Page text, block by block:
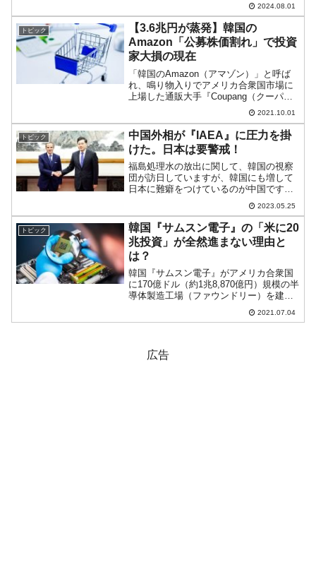
『Investing.com』より引用）。ギャップ
アップして始まったのですが、残念なが
ら...
2024.08.01
トピック
【3.6兆円が蒸発】韓国の
Amazon「公募株価割れ」で投資
家大損の現在
「韓国のAmazon（アマゾン）」と呼ば
れ、鳴り物入りでアメリカ合衆国市場に
上場した通販大手『Coupang（クーパ
ン）』ですが、株価は大変にまずいこと
になっています。以下をご覧ください
（チャートは『Investing.com』より引
用）ご...
2021.10.01
トピック
中国外相が『IAEA』に圧力を掛
けた。日本は要警戒！
福島処理水の放出に関して、韓国の視察
団が訪日していますが、韓国にも増して
日本に難癖をつけているのが中国です。
G7広島サミットが応えたと見えて、反日
に血道を上げています。福島処理水の件
は「日本を非難させるチャンス」と見て
おり、2023年05月...
2023.05.25
トピック
韓国『サムスン電子』の「米に20
兆投資」が全然進まない理由と
は？
韓国『サムスン電子』がアメリカ合衆国
に170億ドル（約1兆8,870億円）規模の半
導体製造工場（ファウンドリー）を建設
する――と表明してからすでに3カ月以上
が経過しています。米韓首脳階段の手土
2021.07.04
広告